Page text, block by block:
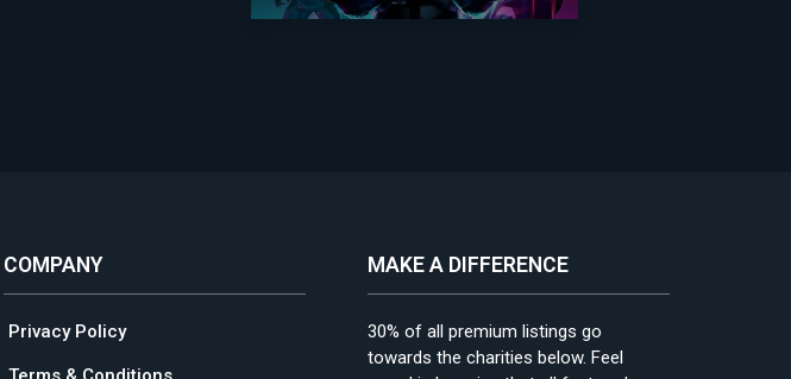
COMPANY
Privacy Policy
MAKE A DIFFERENCE
30% of all premium listings go
towards the charities below. Feel